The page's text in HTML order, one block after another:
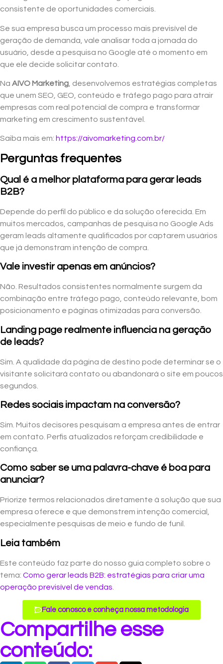
consistente de oportunidades comerciais.
Se sua empresa busca um processo mais previsível de
geração de demanda, vale analisar toda a jornada do
usuário, desde a pesquisa no Google até o momento em
que ele decide solicitar contato.
Na AIVO Marketing , desenvolvemos estratégias completas
que unem SEO, GEO, conteúdo e tráfego pago para atrair
empresas com real potencial de compra e transformar
marketing em crescimento sustentável.
Saiba mais em: https://aivomarketing.com.br/
Perguntas frequentes
Qual é a melhor plataforma para gerar leads
B2B?
Depende do perfil do público e da solução oferecida. Em
muitos mercados, campanhas de pesquisa no Google Ads
geram leads altamente qualificados por captarem usuários
que já demonstram intenção de compra.
Vale investir apenas em anúncios?
Não. Resultados consistentes normalmente surgem da
combinação entre tráfego pago, conteúdo relevante, bom
posicionamento e páginas otimizadas para conversão.
Landing page realmente influencia na geração
de leads?
Sim. A qualidade da página de destino pode determinar se o
visitante solicitará contato ou abandonará o site em poucos
segundos.
Redes sociais impactam na conversão?
Sim. Muitos decisores pesquisam a empresa antes de entrar
em contato. Perfis atualizados reforçam credibilidade e
confiança.
Como saber se uma palavra-chave é boa para
anunciar?
Priorize termos relacionados diretamente à solução que sua
empresa oferece e que demonstrem intenção comercial,
especialmente pesquisas de meio e fundo de funil.
Leia também
Este conteúdo faz parte do nosso guia completo sobre o
tema: Como gerar leads B2B: estratégias para criar uma
operação previsível de vendas
Fale conosco e conheça nossa metodologia
Compartilhe esse
conteúdo: